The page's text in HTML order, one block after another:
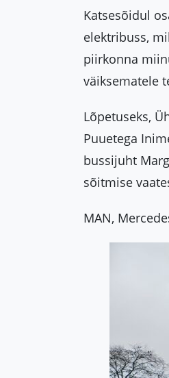
Katsesõidul
elektribuss,
piirkonna
väiksematele
Lõpetuseks,
Puuetega
bussijuht
sõitmise
MAN,